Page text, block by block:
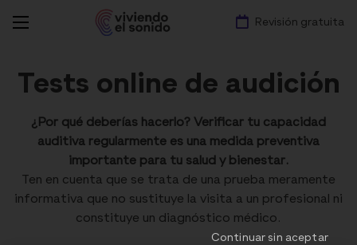
Revisión gratuita
Tests online de audición
¿Por qué deberías hacerlo? Verificar tu capacidad
auditiva regularmente es una medida preventiva
importante para tu salud y bienestar.
Ten en cuenta que se trata de una prueba meramente
informativa que no sustituye la visita a un profesional ni
constituye un diagnóstico médico.
Continuar sin aceptar